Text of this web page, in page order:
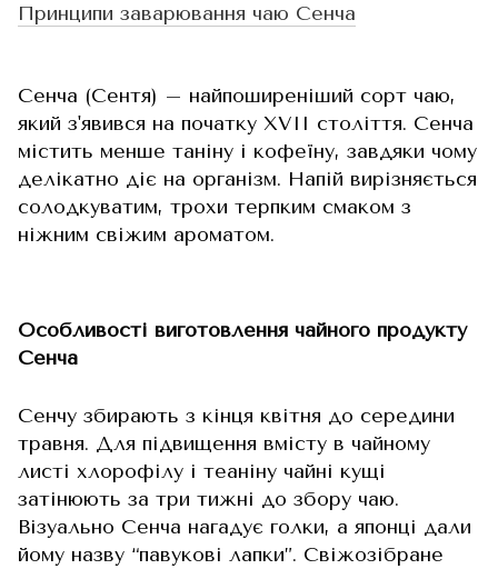
Принципи заварювання чаю Сенча
Сенча (Сентя) – найпоширеніший сорт чаю,
який з'явився на початку XVII століття. Сенча
містить менше таніну і кофеїну, завдяки чому
делікатно діє на організм. Напій вирізняється
солодкуватим, трохи терпким смаком з
ніжним свіжим ароматом.
Особливості виготовлення чайного продукту
Сенча
Сенчу збирають з кінця квітня до середини
травня. Для підвищення вмісту в чайному
листі хлорофілу і теаніну чайні кущі
затінюють за три тижні до збору чаю.
Візуально Сенча нагадує голки, а японці дали
йому назву “павукові лапки”. Свіжозібране